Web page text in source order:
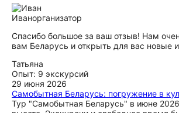
Иванорганизатор
Спасибо большое за ваш отзыв! Нам
вам Беларусь и открыть для вас новые
Татьяна
Опыт: 9 экскурсий
29 июня 2026
Самобытная Беларусь: погружение в
Тур "Самобытная Беларусь" в июне